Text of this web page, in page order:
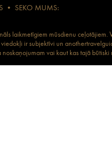
• SEKO MUMS:
laikmetīgiem mūsdienu
ir subjektīvi un
vai kaut kas tajā